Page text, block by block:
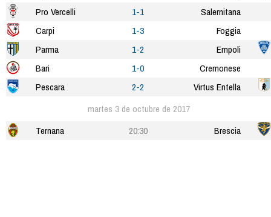
Pro Vercelli
1-1
Salernitana
Carpi
1-3
Foggia
Parma
1-2
Empoli
Bari
1-0
Cremonese
Pescara
2-2
Virtus Entella
martes 3 de octubre de 2017
Ternana
20:30 Brescia